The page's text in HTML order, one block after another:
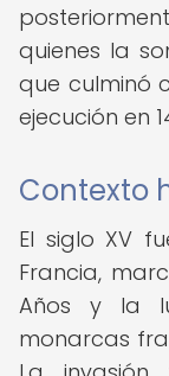
quienes la
que culminó
ejecución en
Contexto
El siglo XV
Francia,
Años y la
monarcas